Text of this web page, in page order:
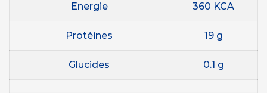
Energie 360 KCA
Protéines 19 g
Glucides 0.1 g